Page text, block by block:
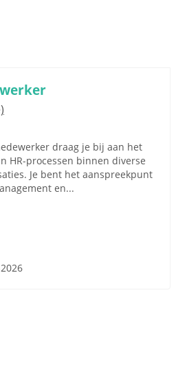
draag je bij aan het
HR-processen binnen diverse
Je bent het aanspreekpunt
en...